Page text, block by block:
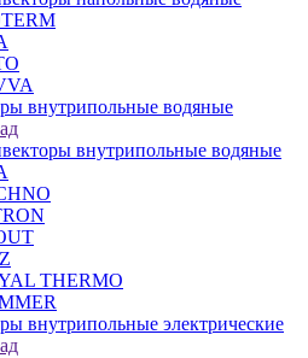
внутрипольные водяные
внутрипольные водяные
THERMO
внутрипольные электрические